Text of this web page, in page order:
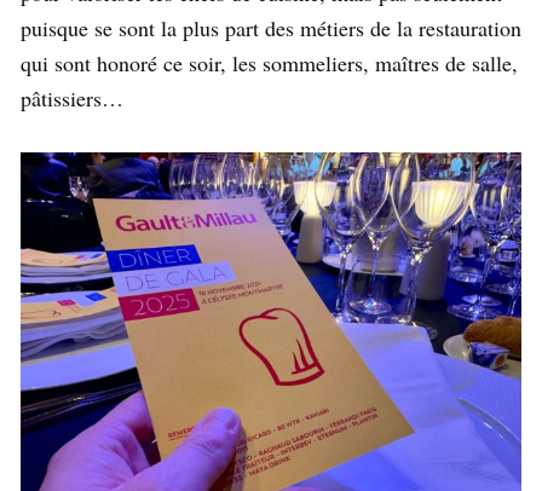
puisque se sont la plus part des métiers de la restauration
qui sont honoré ce soir, les sommeliers, maîtres de salle,
pâtissiers…